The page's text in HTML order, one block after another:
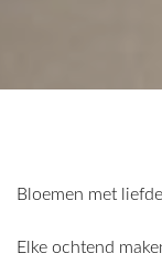
Bloemen met
Elke ochtend